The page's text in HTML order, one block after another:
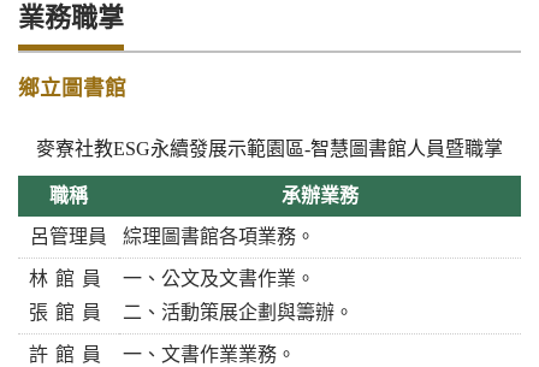
業務職掌
鄉立圖書館
麥寮社教ESG永續發展示範園區-智慧圖書館人員暨職掌
職稱
承辦業務
呂管理員
綜理圖書館各項業務。
林館員
張館員
一、公文及文書作業。
二、活動策展企劃與籌辦。
許館員
一、文書作業業務。